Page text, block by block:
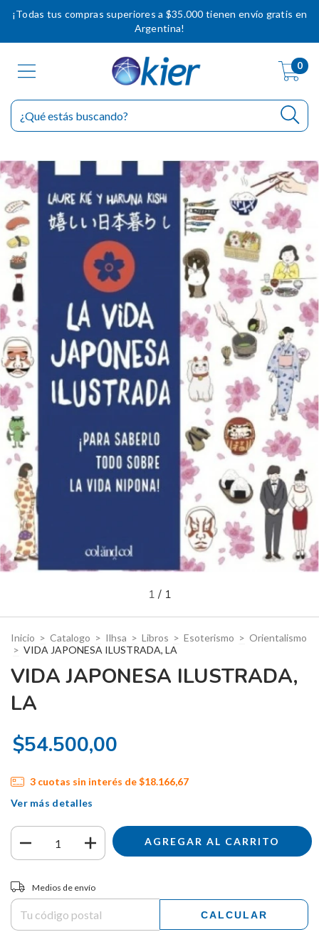
¡Todas tus compras superiores a $35.000 tienen envío gratis en
Argentina!
0
1 / 1
Inicio > Catalogo > Ilhsa > Libros > Esoterismo > Orientalismo
> VIDA JAPONESA ILUSTRADA, LA
VIDA JAPONESA ILUSTRADA,
LA
$54.500,00
3 cuotas sin interés de$18.166,67
Ver más detalles
Entregas para el CP:
Medios de envío
CALCULAR